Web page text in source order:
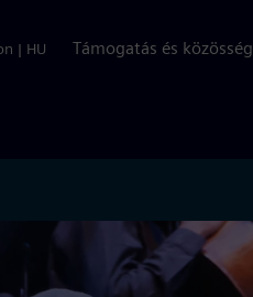
| HU Támogatás és közösség